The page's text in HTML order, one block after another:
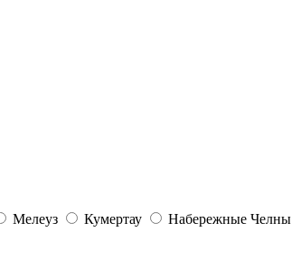
Мелеуз Кумертау
Набережные Челны